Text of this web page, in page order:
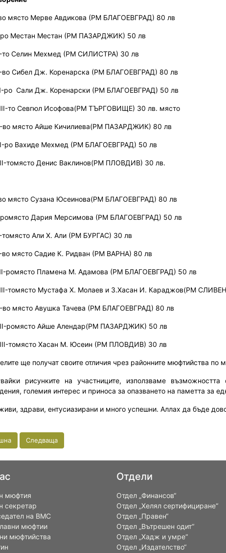
място Мерве Авдикова (РМ БЛАГОЕВГРАД) 80 лв
Местан Местан (РМ ПАЗАРДЖИК) 50 лв
то Селин Мехмед (РМ СИЛИСТРА) 30 лв
во Сибел Дж. Коренарска (РМ БЛАГОЕВГРАД) 80 лв
ро Сали Дж. Коренарски (РМ БЛАГОЕВГРАД) 50 лв
III-то Севгюл Исофова(РМ ТЪРГОВИЩЕ) 30 лв. място
во място Айше Кичилиева(РМ ПАЗАРДЖИК) 80 лв
ро Вахиде Мехмед (РМ БЛАГОЕВГРАД) 50 лв
томясто Денис Ваклинов(РМ ПЛОВДИВ) 30 лв.
място Сузана Юсеинова(РМ БЛАГОЕВГРАД) 80 лв
място Дария Мерсимова (РМ БЛАГОЕВГРАД) 50 лв
томясто Али Х. Али (РМ БУРГАС) 30 лв
во място Садие К. Ридван (РМ ВАРНА) 80 лв
II-ромясто Пламена М. Адамова (РМ БЛАГОЕВГРАД) 50 лв
III-томясто Мустафа Х. Молаев и 3.Хасан И. Караджов(РМ
во място Авушка Тачева (РМ БЛАГОЕВГРАД) 80 лв
II-ромясто Айше Алендар(РМ ПАЗАРДЖИК) 50 лв
III-томясто Хасан М. Юсеин (РМ ПЛОВДИВ) 30 лв
ще получат своите отличия чрез районните мюфтийства по
рисунките на участниците, използваме
големия интерес и приноса за опазването на паметта за
здрави, ентусиазирани и много успешни. Аллах да бъде
Следваща
мюфтия
секретар
на ВМС
мюфтии
мюфтийства
Отдели
Отдел „Финансов“
Отдел „Хелял сертифициране“
Отдел „Правен“
Отдел „Вътрешен одит“
Отдел „Хадж и умре“
Отдел „Издателство“